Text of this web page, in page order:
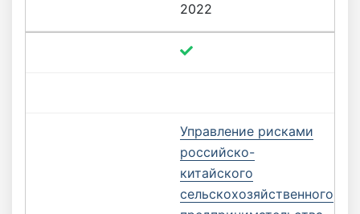
2022
Управление рисками
российско-
китайского
сельскохозяйственного